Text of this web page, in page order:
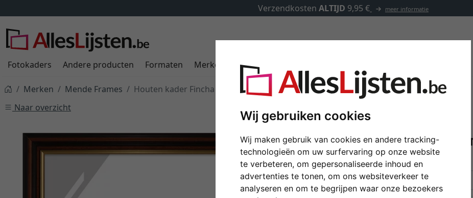
Wij gebruiken cookies
Wij maken gebruik van cookies en andere tracking-
technologieën om uw surfervaring op onze website
te verbeteren, om gepersonaliseerde inhoud en
advertenties te tonen, om ons websiteverkeer te
analyseren en om te begrijpen waar onze bezoekers
Verzendkosten ALTIJD 9,95 € meer informatie
Fotokaders Andere producten Formaten Merken Kaders op maat
Merken Mende Frames
Houten kader Fincha op maat
Naar overzicht
Houten kader Fincha op
kleur